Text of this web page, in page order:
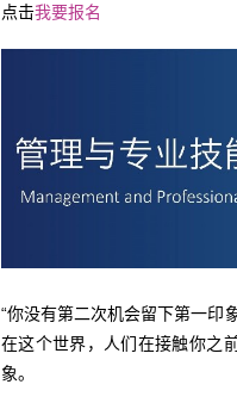
点击我要报名
“你没有第二次机会留下第一印
在这个世界，人们在接触你之
象。